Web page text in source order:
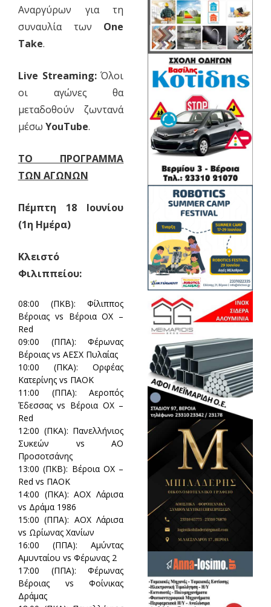
Αναργύρων για τη
συναυλία των One
Take.
Live Streaming:Όλοι
οι αγώνες θα
μεταδοθούν ζωντανά
μέσω YouTube.
ΤΟ ΠΡΟΓΡΑΜΜΑ
ΤΩΝ ΑΓΩΝΩΝ
Πέμπτη 18 Ιουνίου
(1η Ημέρα)
Κλειστό
Φιλιππείου:
08:00 (ΠΚΒ):Φίλιππος
Βέροιας vs Βέροια ΟΧ –
Red
09:00 (ΠΠΑ):Φέρωνας
Βέροιας vs ΑΕΣΧ Πυλαίας
10:00 (ΠΚΑ):Ορφέας
Κατερίνης vs ΠΑΟΚ
11:00 (ΠΠΑ):Αεροπός
Έδεσσας vs Βέροια ΟΧ –
Red
12:00 (ΠΚΑ): Πανελλήνιος
Συκεών vs ΑΟ
Προσοτσάνης
13:00 (ΠΚΒ): Βέροια ΟΧ –
Red vs ΠΑΟΚ
14:00 (ΠΚΑ):ΑΟΧ Λάρισα
vs Δράμα 1986
15:00 (ΠΠΑ): ΑΟΧ Λάρισα
vs Ωρίωνας Χανίων
16:00 (ΠΠΑ):Αμύντας
Αμυνταίου vs Φέρωνας 2
17:00 (ΠΠΑ):Φέρωνας
Βέροιας vs Φοίνικας
Δράμας